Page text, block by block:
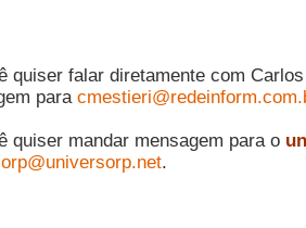
quiser falar diretamente com
para
quiser mandar mensagem para o
.